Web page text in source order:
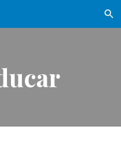
Skip to navigation